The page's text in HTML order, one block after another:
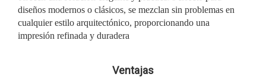
diseños modernos o clásicos, se mezclan sin problemas en
cualquier estilo arquitectónico, proporcionando una
impresión refinada y duradera
Ventajas